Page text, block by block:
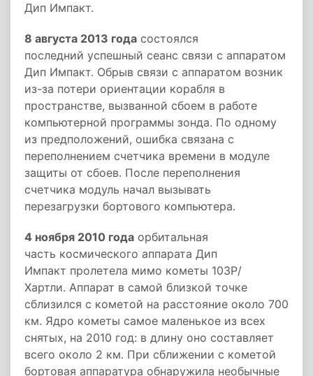
Дип Импакт.
8 августа 2013 года состоялся
последний успешный сеанс связи с аппаратом
Дип Импакт. Обрыв связи с аппаратом возник
из-за потери ориентации корабля в
пространстве, вызванной сбоем в работе
компьютерной программы зонда. По одному
из предположений, ошибка связана с
переполнением счетчика времени в модуле
защиты от сбоев. После переполнения
счетчика модуль начал вызывать
перезагрузки бортового компьютера.
4 ноября 2010 года орбитальная
часть космического аппарата Дип
Импакт пролетела мимо кометы 103P/
Хартли. Аппарат в самой близкой точке
сблизился с кометой на расстояние около 700
км. Ядро кометы самое маленькое из всех
снятых, на 2010 год: в длину оно составляет
всего около 2 км. При сближении с кометой
бортовая аппаратура обнаружила необычные